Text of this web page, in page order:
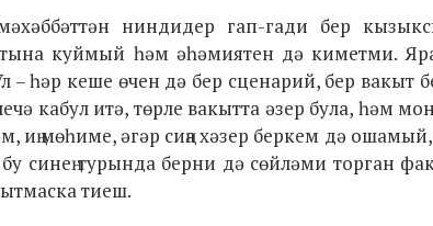
ниндидер гап-гади бер
куймый һәм әһәмиятен дә киметми.
– һәр кеше өчен дә бер сценарий, бер вакыт
кабул итә, төрле вакытта әзер була, һәм
иң мөһиме, әгәр сиңа хәзер беркем дә
синең турында берни дә сөйләми торган
тиеш.